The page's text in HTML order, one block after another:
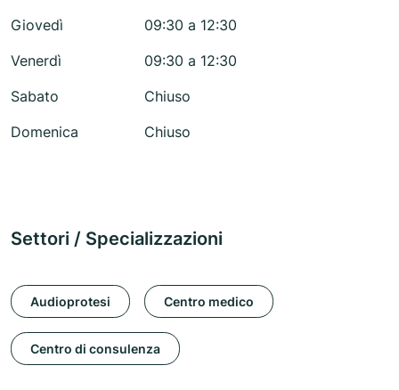
Giovedì
09:30 a 12:30
Venerdì
09:30 a 12:30
Sabato
Chiuso
Domenica
Chiuso
Settori / Specializzazioni
Audioprotesi Centro medico
Centro di consulenza